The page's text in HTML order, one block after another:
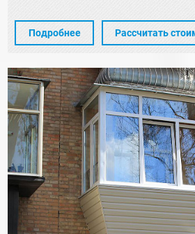
Подробнее Рассчитать